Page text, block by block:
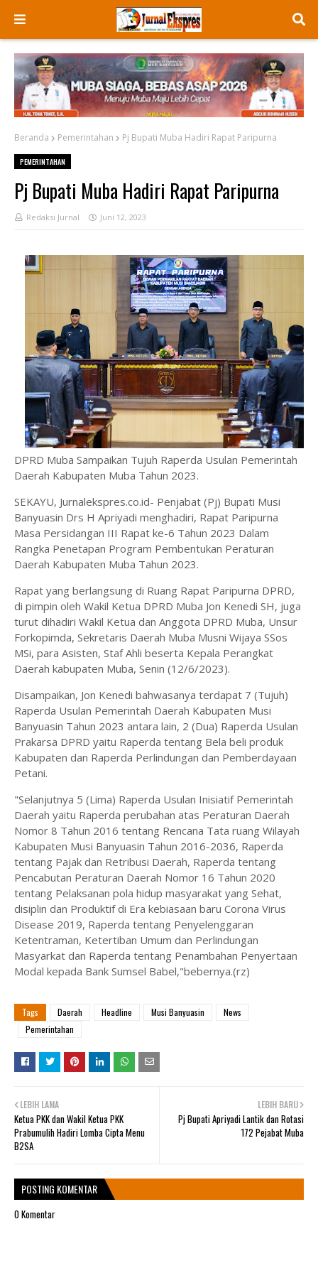
Beranda Pemerintahan Pj Bupati Muba Hadiri Rapat Paripurna
PEMERINTAHAN
Pj Bupati Muba Hadiri Rapat Paripurna
Redaksi Jurnal Juni 12, 2023
DPRD Muba Sampaikan Tujuh Raperda Usulan Pemerintah
Daerah Kabupaten Muba Tahun 2023.
SEKAYU, Jurnalekspres.co.id- Penjabat (Pj) Bupati Musi
Banyuasin Drs H Apriyadi menghadiri, Rapat Paripurna
Masa Persidangan III Rapat ke-6 Tahun 2023 Dalam
Rangka Penetapan Program Pembentukan Peraturan
Daerah Kabupaten Muba Tahun 2023.
Rapat yang berlangsung di Ruang Rapat Paripurna DPRD,
di pimpin oleh Wakil Ketua DPRD Muba Jon Kenedi SH, juga
turut dihadiri Wakil Ketua dan Anggota DPRD Muba, Unsur
Forkopimda, Sekretaris Daerah Muba Musni Wijaya SSos
MSi, para Asisten, Staf Ahli beserta Kepala Perangkat
Daerah kabupaten Muba, Senin (12/6/2023).
Disampaikan, Jon Kenedi bahwasanya terdapat 7 (Tujuh)
Raperda Usulan Pemerintah Daerah Kabupaten Musi
Banyuasin Tahun 2023 antara lain, 2 (Dua) Raperda Usulan
Prakarsa DPRD yaitu Raperda tentang Bela beli produk
Kabupaten dan Raperda Perlindungan dan Pemberdayaan
Petani.
"Selanjutnya 5 (Lima) Raperda Usulan Inisiatif Pemerintah
Daerah yaitu Raperda perubahan atas Peraturan Daerah
Nomor 8 Tahun 2016 tentang Rencana Tata ruang Wilayah
Kabupaten Musi Banyuasin Tahun 2016-2036, Raperda
tentang Pajak dan Retribusi Daerah, Raperda tentang
Pencabutan Peraturan Daerah Nomor 16 Tahun 2020
tentang Pelaksanan pola hidup masyarakat yang Sehat,
disiplin dan Produktif di Era kebiasaan baru Corona Virus
Disease 2019, Raperda tentang Penyelenggaran
Ketentraman, Ketertiban Umum dan Perlindungan
Masyarkat dan Raperda tentang Penambahan Penyertaan
Modal kepada Bank Sumsel Babel,"bebernya.(rz)
Tags Daerah Headline Musi Banyuasin
News
Pemerintahan
LEBIH BARU
Pj Bupati Apriyadi Lantik dan Rotasi
172 Pejabat Muba
LEBIH LAMA
Ketua PKK dan Wakil Ketua PKK
Prabumulih Hadiri Lomba Cipta Menu
B2SA
POSTING KOMENTAR
0 Komentar